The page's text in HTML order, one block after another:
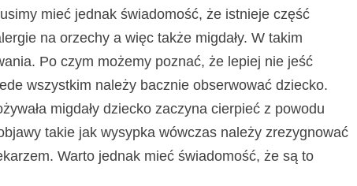
mieć jednak świadomość, że istnieje część
na orzechy a więc także migdały. W takim
Po czym możemy poznać, że lepiej nie jeść
wszystkim należy bacznie obserwować dziecko.
migdały dziecko zaczyna cierpieć z powodu
takie jak wysypka wówczas należy zrezygnować
Warto jednak mieć świadomość, że są to